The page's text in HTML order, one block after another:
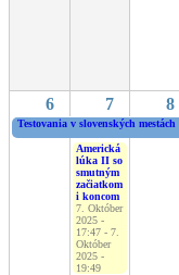
6 7 8
Testovania v slovenských mestách
Americká
lúka II so
smutným
začiatkom
i koncom
7. Október
2025 -
17:47 - 7.
Október
2025 -
19:49